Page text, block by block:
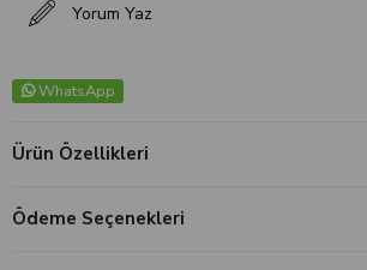
Yorum Yaz
WhatsApp
Ürün Özellikleri
Ödeme Seçenekleri